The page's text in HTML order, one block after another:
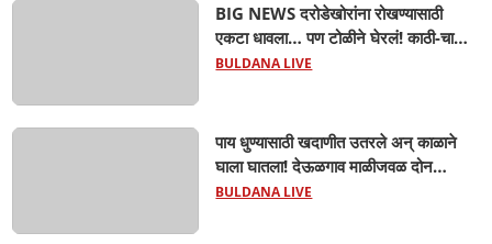
BIG NEWS दरोडेखोरांना रोखण्यासाठी
एकटा धावला… पण टोळीने घेरलं! काठी-चाकूचे
सपासप वार; ५२ वर्षीय शेतकऱ्याचा दुर्दैवी अंत!
BULDANA LIVE
पाय धुण्यासाठी खदाणीत उतरले अन् काळाने
घाला घातला! देऊळगाव माळीजवळ दोन
चिमुकल्यांचा बुडून दुर्दैवी मृत्यू; कोराडी प्रकल्प
BULDANA LIVE